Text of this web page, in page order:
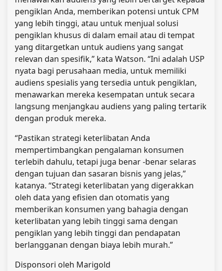
pengiklan Anda, memberikan potensi untuk CPM
yang lebih tinggi, atau untuk menjual solusi
pengiklan khusus di dalam email atau di tempat
yang ditargetkan untuk audiens yang sangat
relevan dan spesifik,” kata Watson. “Ini adalah USP
nyata bagi perusahaan media, untuk memiliki
audiens spesialis yang tersedia untuk pengiklan,
menawarkan mereka kesempatan untuk secara
langsung menjangkau audiens yang paling tertarik
dengan produk mereka.
“Pastikan strategi keterlibatan Anda
mempertimbangkan pengalaman konsumen
terlebih dahulu, tetapi juga benar -benar selaras
dengan tujuan dan sasaran bisnis yang jelas,”
katanya. “Strategi keterlibatan yang digerakkan
oleh data yang efisien dan otomatis yang
memberikan konsumen yang bahagia dengan
keterlibatan yang lebih tinggi sama dengan
pengiklan yang lebih tinggi dan pendapatan
berlangganan dengan biaya lebih murah.”
Disponsori oleh Marigold